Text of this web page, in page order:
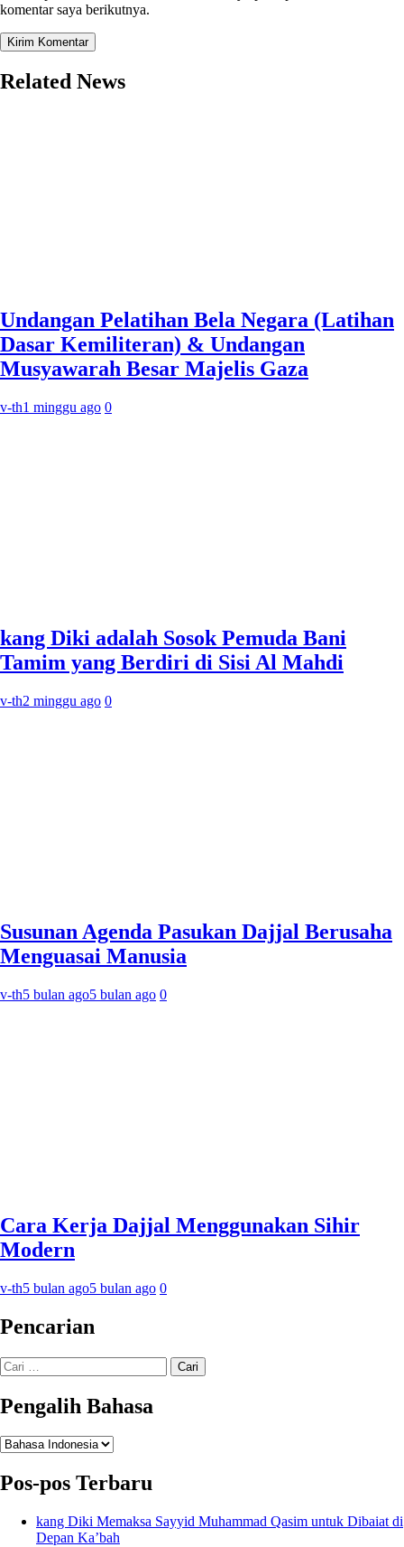
komentar saya berikutnya.
Related News
Undangan Pelatihan Bela Negara (Latihan
Dasar Kemiliteran) & Undangan
Musyawarah Besar Majelis Gaza
v-th1 minggu ago 0
kang Diki adalah Sosok Pemuda Bani
Tamim yang Berdiri di Sisi Al Mahdi
v-th2 minggu ago 0
Susunan Agenda Pasukan Dajjal Berusaha
Menguasai Manusia
v-th5 bulan ago5 bulan ago 0
Cara Kerja Dajjal Menggunakan Sihir
Modern
v-th5 bulan ago5 bulan ago 0
Pencarian
Cari
untuk:
Pengalih Bahasa
Pengalih
Pos-pos Terbaru
kang Diki Memaksa Sayyid Muhammad Qasim untuk Dibaiat di
Depan Ka’bah